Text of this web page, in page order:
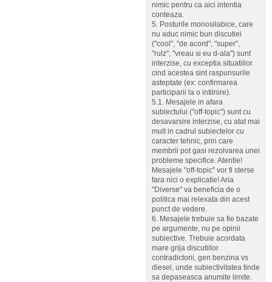
nimic pentru ca aici intentia
conteaza.
5. Posturile monosilabice, care
nu aduc nimic bun discutiei
("cool", "de acord", "super",
"rulz", "vreau si eu d-ala") sunt
interzise, cu exceptia situatiilor
cind acestea sint raspunsurile
asteptate (ex: confirmarea
participarii la o intilnire).
5.1. Mesajele in afara
subiectului ("off-topic") sunt cu
desavarsire interzise, cu atat mai
mult in cadrul subiectelor cu
caracter tehnic, prin care
membrii pot gasi rezolvarea unei
probleme specifice. Atentie!
Mesajele "off-topic" vor fi sterse
fara nici o explicatie! Aria
"Diverse" va beneficia de o
politica mai relexata din acest
punct de vedere.
6. Mesajele trebuie sa fie bazate
pe argumente, nu pe opinii
subiective. Trebuie acordata
mare grija discutiilor
contradictorii, gen benzina vs
diesel, unde subiectivitatea tinde
sa depaseasca anumite limite.